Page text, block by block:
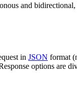
and
in JSON format
options are